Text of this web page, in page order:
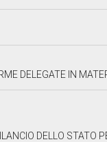
DELLE FRODI NELLA
DELLO STATO